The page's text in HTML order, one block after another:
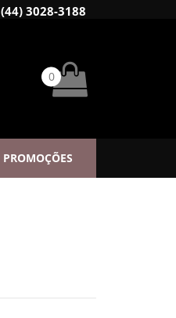
(44) 3028-3188
0
PROMOÇÕES